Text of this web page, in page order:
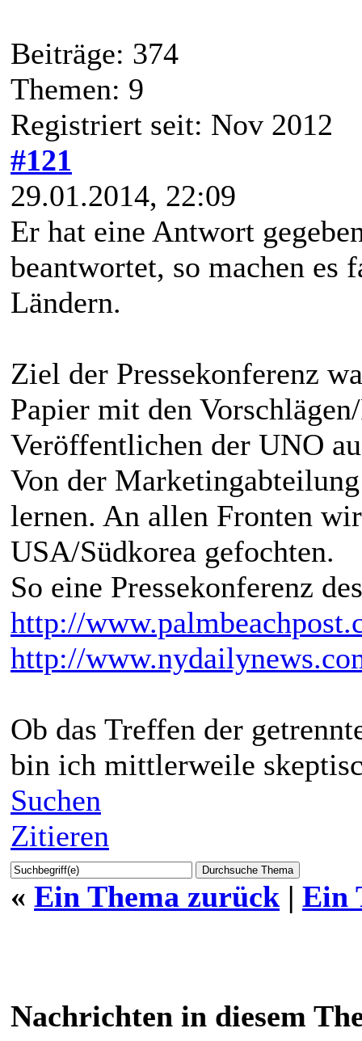
Beiträge: 374
Themen: 9
Registriert seit: Nov 2012
#121
29.01.2014, 22:09
Er hat eine Antwort
beantwortet, so machen
Ländern.
Ziel der Pressekonferenz
Papier mit den
Veröffentlichen der UNO
Von der
lernen. An allen Fronten
USA/Südkorea gefochten.
So eine Pressekonferenz
http://
http://
Ob das Treffen der
bin ich mittlerweile
Suchen
Zitieren
« Ein Thema zurück | Ein
Nachrichten in diesem